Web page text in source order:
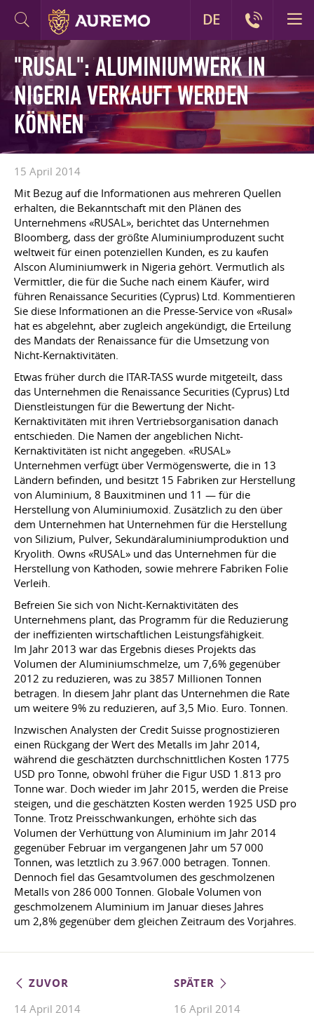
"RUSAL": ALUMINIUMWERK IN
NIGERIA VERKAUFT WERDEN
KÖNNEN
15 April 2014
Mit Bezug auf die Informationen aus mehreren Quellen
erhalten, die Bekanntschaft mit den Plänen des
Unternehmens «RUSAL», berichtet das Unternehmen
Bloomberg, dass der größte Aluminiumproduzent sucht
weltweit für einen potenziellen Kunden, es zu kaufen
Alscon Aluminiumwerk in Nigeria gehört. Vermutlich als
Vermittler, die für die Suche nach einem Käufer, wird
führen Renaissance Securities (Cyprus) Ltd. Kommentieren
Sie diese Informationen an die Presse-Service von «Rusal»
hat es abgelehnt, aber zugleich angekündigt, die Erteilung
des Mandats der Renaissance für die Umsetzung von
Nicht-Kernaktivitäten.
Etwas früher durch die ITAR-TASS wurde mitgeteilt, dass
das Unternehmen die Renaissance Securities (Cyprus) Ltd
Dienstleistungen für die Bewertung der Nicht-
Kernaktivitäten mit ihren Vertriebsorganisation danach
entschieden. Die Namen der angeblichen Nicht-
Kernaktivitäten ist nicht angegeben. «RUSAL»
Unternehmen verfügt über Vermögenswerte, die in 13
Ländern befinden, und besitzt 15 Fabriken zur Herstellung
von Aluminium, 8 Bauxitminen und 11 — für die
Herstellung von Aluminiumoxid. Zusätzlich zu den über
dem Unternehmen hat Unternehmen für die Herstellung
von Silizium, Pulver, Sekundäraluminiumproduktion und
Kryolith. Owns «RUSAL» und das Unternehmen für die
Herstellung von Kathoden, sowie mehrere Fabriken Folie
Verleih.
Befreien Sie sich von Nicht-Kernaktivitäten des
Unternehmens plant, das Programm für die Reduzierung
der ineffizienten wirtschaftlichen Leistungsfähigkeit.
Im Jahr 2013 war das Ergebnis dieses Projekts das
Volumen der Aluminiumschmelze, um 7,6% gegenüber
2012 zu reduzieren, was zu 3857 Millionen Tonnen
betragen. In diesem Jahr plant das Unternehmen die Rate
um weitere 9% zu reduzieren, auf 3,5 Mio. Euro. Tonnen.
Inzwischen Analysten der Credit Suisse prognostizieren
einen Rückgang der Wert des Metalls im Jahr 2014,
während die geschätzten durchschnittlichen Kosten 1775
USD pro Tonne, obwohl früher die Figur USD 1.813 pro
Tonne war. Doch wieder im Jahr 2015, werden die Preise
steigen, und die geschätzten Kosten werden 1925 USD pro
Tonne. Trotz Preisschwankungen, erhöhte sich das
Volumen der Verhüttung von Aluminium im Jahr 2014
gegenüber Februar im vergangenen Jahr um 57 000
Tonnen, was letztlich zu 3.967.000 betragen. Tonnen.
Dennoch fiel das Gesamtvolumen des geschmolzenen
Metalls von 286 000 Tonnen. Globale Volumen von
geschmolzenem Aluminium im Januar dieses Jahres
um 2,8% gegenüber dem gleichen Zeitraum des Vorjahres.
ZUVOR
14 April 2014
SPÄTER
16 April 2014
DE